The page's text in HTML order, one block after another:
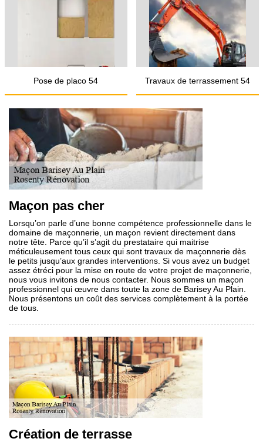
Pose de placo 54 Travaux de terrassement 54
Maçon pas cher
Lorsqu’on parle d’une bonne compétence professionnelle dans le
domaine de maçonnerie, un maçon revient directement dans
notre tête. Parce qu’il s’agit du prestataire qui maitrise
méticuleusement tous ceux qui sont travaux de maçonnerie dès
le petits jusqu’aux grandes interventions. Si vous avez un budget
assez étréci pour la mise en route de votre projet de maçonnerie,
nous vous invitons de nous contacter. Nous sommes un maçon
professionnel qui œuvre dans toute la zone de Barisey Au Plain.
Nous présentons un coût des services complètement à la portée
de tous.
Création de terrasse